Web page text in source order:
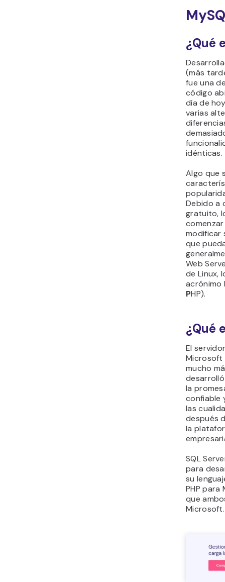
¿Qué
(más
fue una
código
día de
varias
idénticas.
Algo que
Debido a
gratuito,
modificar
que
Web
de Linux,
acrónimo
PHP).
¿Qué
El
Microsoft
mucho
la
confiable
las
después
la
SQL
para
su
PHP para
que
Microsoft.